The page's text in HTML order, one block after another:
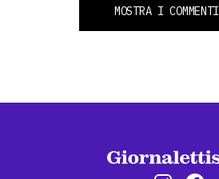
MOSTRA I COMMENTI